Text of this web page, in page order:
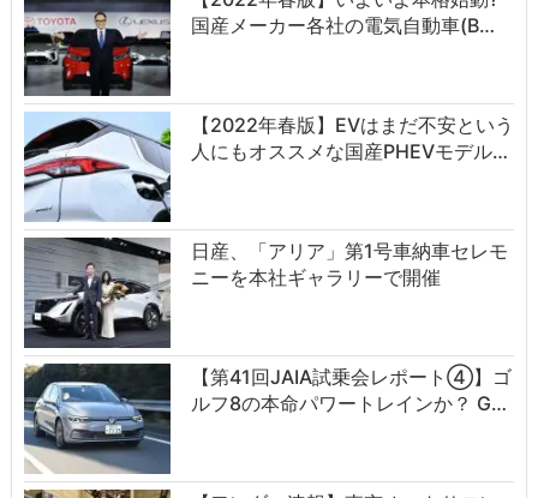
国産メーカー各社の電気自動車(B…
【2022年春版】EVはまだ不安という
人にもオススメな国産PHEVモデル…
日産、「アリア」第1号車納車セレモ
ニーを本社ギャラリーで開催
【第41回JAIA試乗会レポート④】ゴ
ルフ8の本命パワートレインか？ G…